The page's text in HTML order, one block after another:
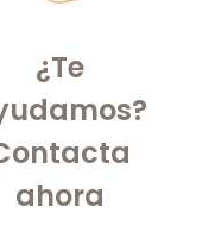
¿Te
ahora